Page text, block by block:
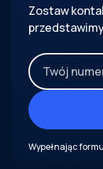
Zostaw
Wypełnając